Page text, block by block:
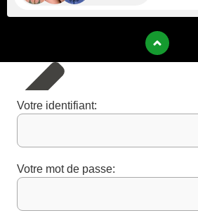
Votre identifiant:
Votre mot de passe: